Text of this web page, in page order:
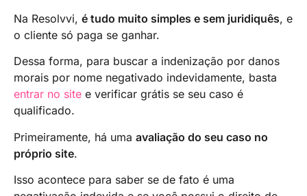
Na Resolvvi, é tudo muito simples e sem juridiquês, e
o cliente só paga se ganhar.
Dessa forma, para buscar a indenização por danos
morais por nome negativado indevidamente, basta
entrar no site e verificar grátis se seu caso é
qualificado.
Primeiramente, há uma avaliação do seu caso no
próprio site.
Isso acontece para saber se de fato é uma